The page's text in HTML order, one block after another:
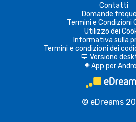
Contatti
Domande
Termini e Condizioni
Utilizzo dei
Informativa sulla
Termini e condizioni dei
d Versione
A App per
© eDreams